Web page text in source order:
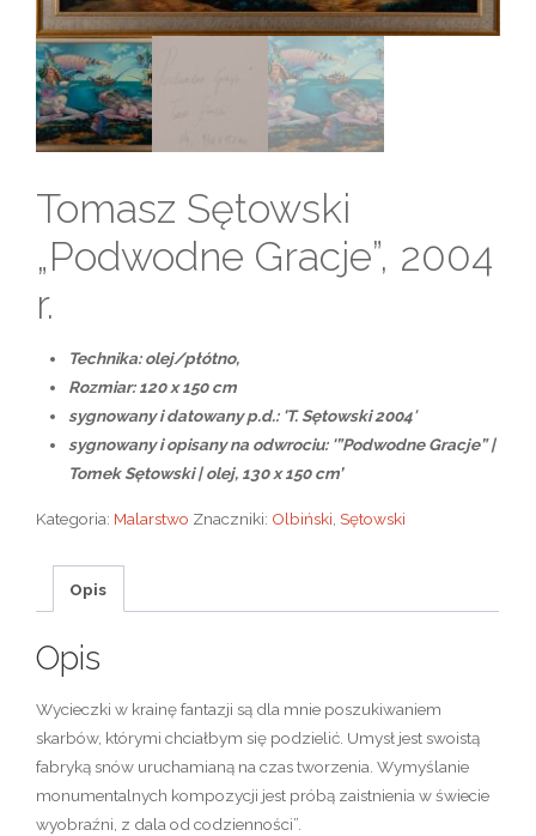
Tomasz Sętowski
„Podwodne Gracje”, 2004
r.
Technika: olej/płótno,
Rozmiar: 120 x 150 cm
sygnowany i datowany p.d.: 'T. Sętowski 2004′
sygnowany i opisany na odwrociu: '”Podwodne Gracje” |
Tomek Sętowski | olej, 130 x 150 cm’
Kategoria: Malarstwo Znaczniki: Olbiński Sętowski
Opis
Opis
Wycieczki w krainę fantazji są dla mnie poszukiwaniem
skarbów, którymi chciałbym się podzielić. Umysł jest swoistą
fabryką snów uruchamianą na czas tworzenia. Wymyślanie
monumentalnych kompozycji jest próbą zaistnienia w świecie
wyobraźni, z dala od codzienności”.